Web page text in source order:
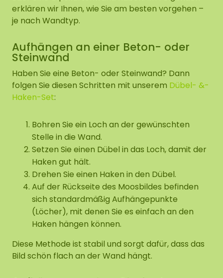
erklären wir Ihnen, wie Sie am besten vorgehen –
je nach Wandtyp.
Aufhängen an einer Beton- oder
Steinwand
Haben Sie eine Beton- oder Steinwand? Dann
folgen Sie diesen Schritten mit unserem Dübel- &-
Haken-Set:
Bohren Sie ein Loch an der gewünschten
Stelle in die Wand.
Setzen Sie einen Dübel in das Loch, damit der
Haken gut hält.
Drehen Sie einen Haken in den Dübel.
Auf der Rückseite des Moosbildes befinden
sich standardmäßig Aufhängepunkte
(Löcher), mit denen Sie es einfach an den
Haken hängen können.
Diese Methode ist stabil und sorgt dafür, dass das
Bild schön flach an der Wand hängt.